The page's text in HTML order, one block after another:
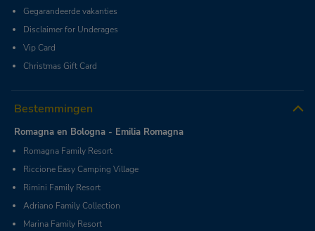
Gegarandeerde vakanties
Disclaimer for Underages
Vip Card
Christmas Gift Card
Bestemmingen
Romagna en Bologna - Emilia Romagna
Romagna Family Resort
Riccione Easy Camping Village
Rimini Family Resort
Adriano Family Collection
Marina Family Resort